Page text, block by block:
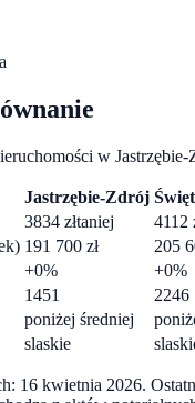
w Jastrzębie-
Jastrzębie-Zdrój
3834 złtaniej 4112
191 700 zł 205
+0% +0%
1451
2246
poniżej średniej
slaskie
16 kwietnia 2026.